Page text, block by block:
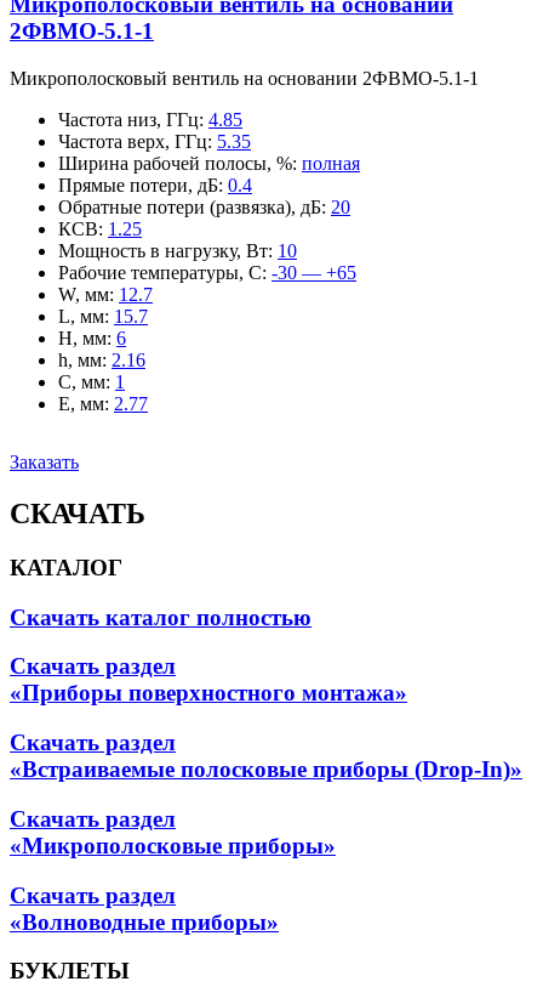
2ФВМO-5.1-1
Микрополосковый вентиль на основании 2ФВМO-5.1-1
Частота низ, ГГц: 4.85
Частота верх, ГГц: 5.35
Ширина рабочей полосы, %: полная
Прямые потери, дБ: 0.4
Обратные потери (развязка), дБ: 20
КСВ: 1.25
Мощность в нагрузку, Вт: 10
Рабочие температуры, С: -30 — +65
W, мм: 12.7
L, мм: 15.7
H, мм: 6
h, мм: 2.16
C, мм: 1
E, мм: 2.77
Заказать
СКАЧАТЬ
КАТАЛОГ
Скачать каталог полностью
Скачать раздел
«Приборы поверхностного монтажа»
Скачать раздел
«Встраиваемые полосковые приборы (Drop-In)»
Скачать раздел
«Микрополосковые приборы»
Скачать раздел
«Волноводные приборы»
БУКЛЕТЫ